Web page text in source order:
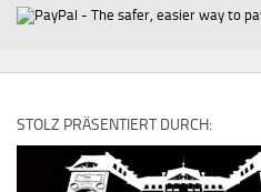
STOLZ PRÄSENTIERT DURCH: